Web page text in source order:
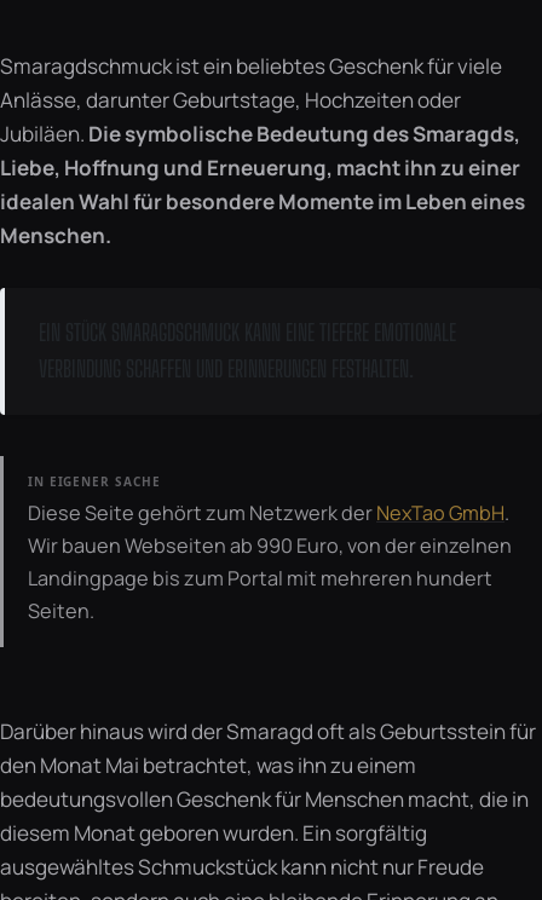
Smaragdschmuck ist ein beliebtes Geschenk für viele
Anlässe, darunter Geburtstage, Hochzeiten oder
Jubiläen. Die symbolische Bedeutung des Smaragds,
Liebe, Hoffnung und Erneuerung, macht ihn zu einer
idealen Wahl für besondere Momente im Leben eines
Menschen.
IN EIGENER SACHE
Diese Seite gehört zum Netzwerk derNexTao GmbH.
Wir bauen Webseiten ab 990 Euro, von der einzelnen
Landingpage bis zum Portal mit mehreren hundert
Seiten.
Darüber hinaus wird der Smaragd oft als Geburtsstein für
den Monat Mai betrachtet, was ihn zu einem
bedeutungsvollen Geschenk für Menschen macht, die in
diesem Monat geboren wurden. Ein sorgfältig
ausgewähltes Schmuckstück kann nicht nur Freude